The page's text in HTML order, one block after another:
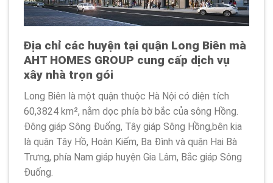
Địa chỉ các huyện tại quận Long Biên mà
AHT HOMES GROUP cung cấp dịch vụ
xây nhà trọn gói
Long Biên là một quận thuộc Hà Nội có diện tích
60,3824 km², nằm dọc phía bờ bắc của sông Hồng.
Đông giáp Sông Đuống, Tây giáp Sông Hồng,bên kia
là quận Tây Hồ, Hoàn Kiếm, Ba Đình và quận Hai Bà
Trưng, phía Nam giáp huyện Gia Lâm, Bắc giáp Sông
Đuống.